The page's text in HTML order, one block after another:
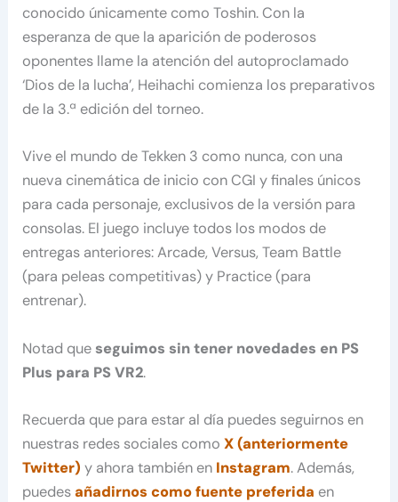
conocido únicamente como Toshin. Con la
esperanza de que la aparición de poderosos
oponentes llame la atención del autoproclamado
‘Dios de la lucha’, Heihachi comienza los preparativos
de la 3.ª edición del torneo.
Vive el mundo de Tekken 3 como nunca, con una
nueva cinemática de inicio con CGI y finales únicos
para cada personaje, exclusivos de la versión para
consolas. El juego incluye todos los modos de
entregas anteriores: Arcade, Versus, Team Battle
(para peleas competitivas) y Practice (para
entrenar).
Notad queseguimos sin tener novedades en PS
Plus para PS VR2.
Recuerda que para estar al día puedes seguirnos en
nuestras redes sociales comoX (anteriormente
Twitter) y ahora también en Instagram. Además,
puedesañadirnos como fuente preferida en